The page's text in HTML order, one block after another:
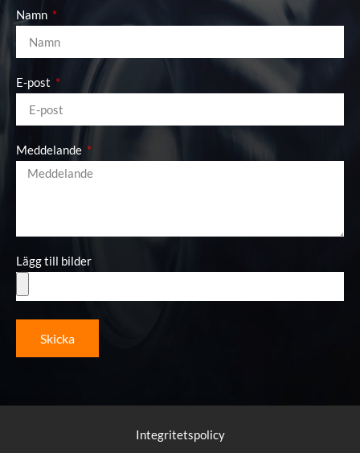
Namn
E-post
Meddelande
Lägg till bilder
Skicka
Integritetspolicy